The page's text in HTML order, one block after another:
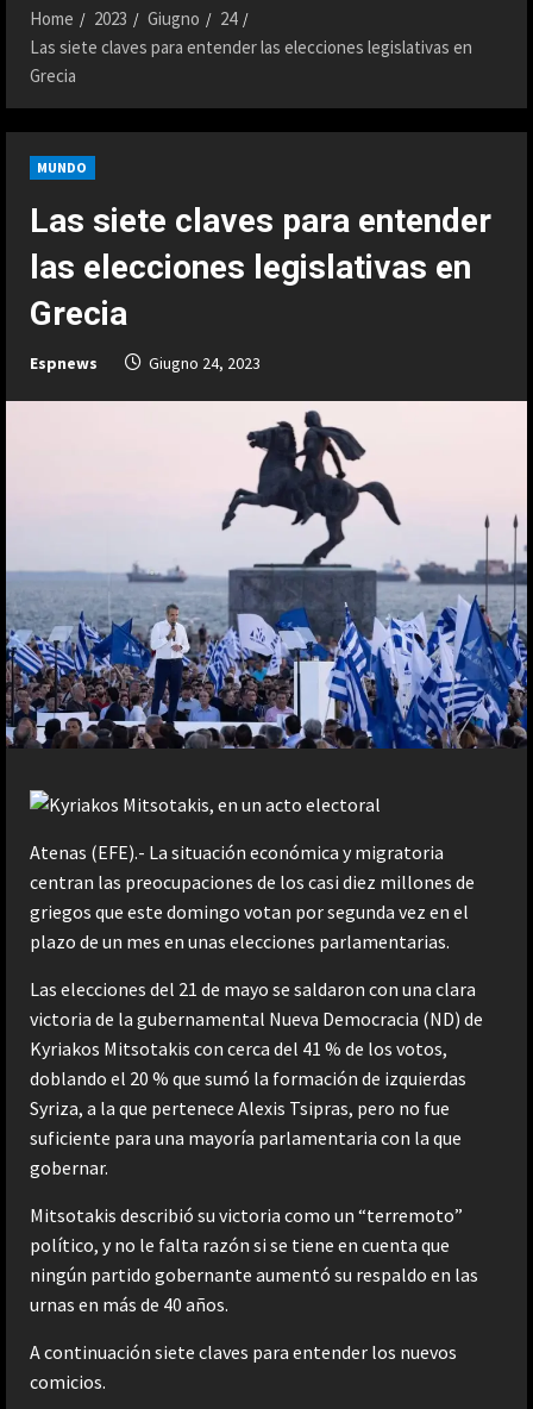
Home 2023 Giugno
24
Las siete claves para entender las elecciones legislativas en
Grecia
MUNDO
Las siete claves para entender
las elecciones legislativas en
Grecia
Espnews Giugno 24, 2023
Atenas (EFE).- La situación económica y migratoria
centran las preocupaciones de los casi diez millones de
griegos que este domingo votan por segunda vez en el
plazo de un mes en unas elecciones parlamentarias.
Las elecciones del 21 de mayo se saldaron con una clara
victoria de la gubernamental Nueva Democracia (ND) de
Kyriakos Mitsotakis con cerca del 41 % de los votos,
doblando el 20 % que sumó la formación de izquierdas
Syriza, a la que pertenece Alexis Tsipras, pero no fue
suficiente para una mayoría parlamentaria con la que
gobernar.
Mitsotakis describió su victoria como un “terremoto”
político, y no le falta razón si se tiene en cuenta que
ningún partido gobernante aumentó su respaldo en las
urnas en más de 40 años.
A continuación siete claves para entender los nuevos
comicios.